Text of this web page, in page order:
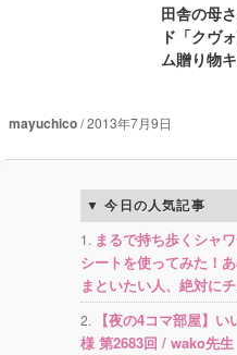
田舎の母
ド「クヴ
ム贈り物
mayuchico 2013年7月9日
今日の人気記事
まるで持ち歩くシャ
シートを使ってみた！
まといたい人、絶対に
【夜の4コマ部屋】
様 第2683回 / wako先生